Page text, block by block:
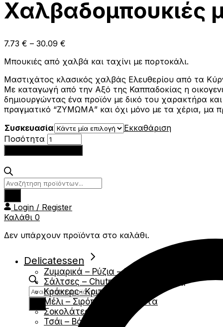
Products
search
Products
search
Login / Register
Καλάθι 0
Δεν υπάρχουν προϊόντα στο καλάθι.
Delicatessen
Ζυμαρικά – Ρύζια – Όσπρια
Σάλτσες – Chutney – Μουσταρδες
Κράκερς- Κριτσινια
Μέλι – Σιρόπια – Αλείμματα
Σοκολάτες
Τσάι – Βότανα
Χαλβαδομπουκιές
7.73 € – 30.09 €
7.73 €
30.09 €
Μπουκιές από χαλβά και ταχίνι με πορτοκάλι.
Μαστιχάτος κλασικός χαλβάς Ελευθερίου από τα
Με καταγωγή από την Αξό της Καππαδοκίας η
δημιουργώντας ένα προϊόν με δικό του χαρακτήρα
πραγματικό “ΖΥΜΩΜΑ” και όχι μόνο με τα χέρια, μα
Συσκευασία
Εκκαθάριση
Ποσότητα Χαλβαδομπουκιές
με
πορτοκάλι
Ελευθερίου
Κυργίων